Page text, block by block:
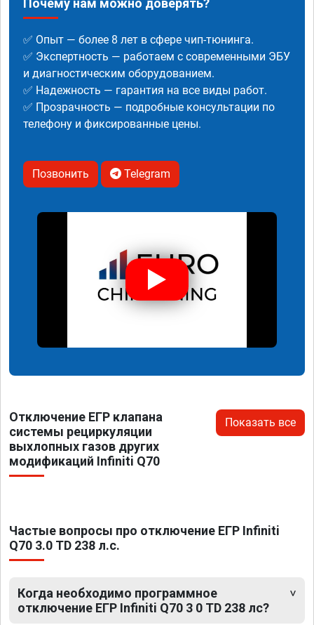
Почему нам можно доверять?
✅ Опыт — более 8 лет в сфере чип-тюнинга.
✅ Экспертность — работаем с современными ЭБУ
и диагностическим оборудованием.
✅ Надежность — гарантия на все виды работ.
✅ Прозрачность — подробные консультации по
телефону и фиксированные цены.
Позвонить Telegram
Отключение ЕГР клапана
системы рециркуляции
выхлопных газов других
модификаций Infiniti Q70
Показать все
Частые вопросы про отключение ЕГР Infiniti
Q70 3.0 TD 238 л.с.
Когда необходимо программное
отключение ЕГР Infiniti Q70 3 0 TD 238 лс?